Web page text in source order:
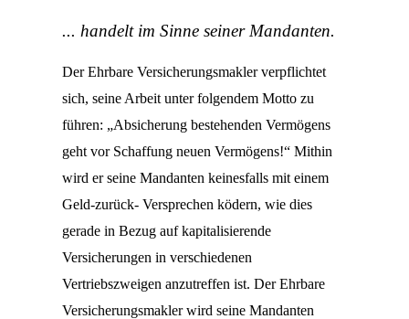
... handelt im Sinne seiner Mandanten.
Der Ehrbare Versicherungsmakler verpflichtet
sich, seine Arbeit unter folgendem Motto zu
führen: „Absicherung bestehenden Vermögens
geht vor Schaffung neuen Vermögens!“ Mithin
wird er seine Mandanten keinesfalls mit einem
Geld-zurück- Versprechen ködern, wie dies
gerade in Bezug auf kapitalisierende
Versicherungen in verschiedenen
Vertriebszweigen anzutreffen ist. Der Ehrbare
Versicherungsmakler wird seine Mandanten